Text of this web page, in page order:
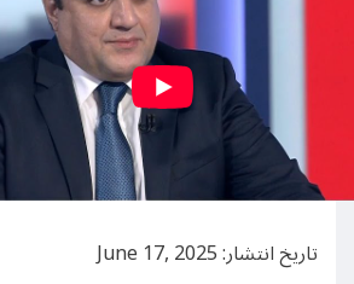
تاریخ انتشار: June 17, 2025